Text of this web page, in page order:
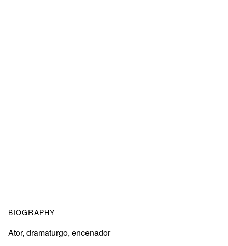
BIOGRAPHY
Ator, dramaturgo, encenador